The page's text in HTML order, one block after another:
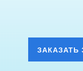
ЗАКАЗАТЬ